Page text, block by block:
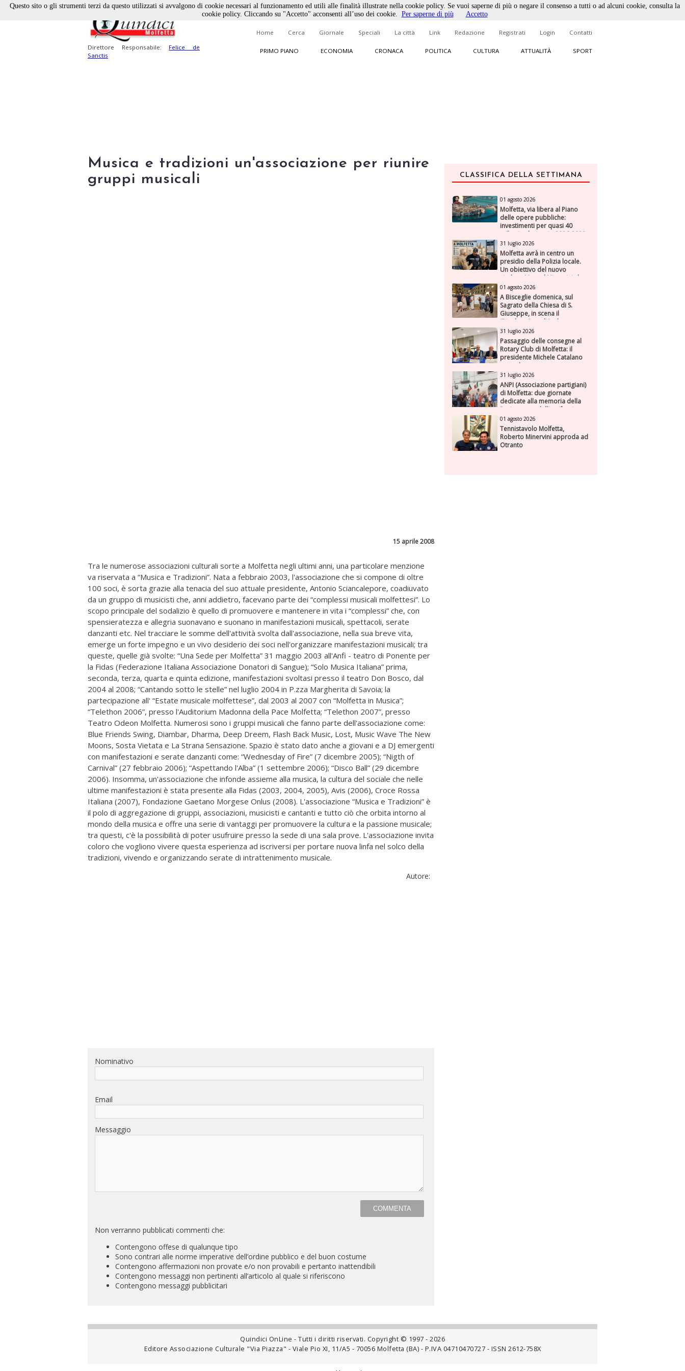
Direttore Responsabile: Felice de
Sanctis
Home Cerca Giornale Speciali La città Link Redazione Registrati Login Contatti
PRIMO PIANO ECONOMIA CRONACA POLITICA CULTURA ATTUALITÀ SPORT
Musica e tradizioni un'associazione per riunire
gruppi musicali
15 aprile 2008
Tra le numerose associazioni culturali sorte a Molfetta negli ultimi anni, una particolare menzione
va riservata a “Musica e Tradizioni”. Nata a febbraio 2003, l'associazione che si compone di oltre
100 soci, è sorta grazie alla tenacia del suo attuale presidente, Antonio Sciancalepore, coadiuvato
da un gruppo di musicisti che, anni addietro, facevano parte dei “complessi musicali molfettesi”. Lo
scopo principale del sodalizio è quello di promuovere e mantenere in vita i “complessi” che, con
spensieratezza e allegria suonavano e suonano in manifestazioni musicali, spettacoli, serate
danzanti etc. Nel tracciare le somme dell'attività svolta dall'associazione, nella sua breve vita,
emerge un forte impegno e un vivo desiderio dei soci nell'organizzare manifestazioni musicali; tra
queste, quelle già svolte: “Una Sede per Molfetta” 31 maggio 2003 all'Anfi - teatro di Ponente per
la Fidas (Federazione Italiana Associazione Donatori di Sangue); “Solo Musica Italiana” prima,
seconda, terza, quarta e quinta edizione, manifestazioni svoltasi presso il teatro Don Bosco, dal
2004 al 2008; “Cantando sotto le stelle” nel luglio 2004 in P.zza Margherita di Savoia; la
partecipazione all' “Estate musicale molfettese”, dal 2003 al 2007 con “Molfetta in Musica”;
“Telethon 2006”, presso l'Auditorium Madonna della Pace Molfetta; “Telethon 2007”, presso
Teatro Odeon Molfetta. Numerosi sono i gruppi musicali che fanno parte dell'associazione come:
Blue Friends Swing, Diambar, Dharma, Deep Dreem, Flash Back Music, Lost, Music Wave The New
Moons, Sosta Vietata e La Strana Sensazione. Spazio è stato dato anche a giovani e a DJ emergenti
con manifestazioni e serate danzanti come: “Wednesday of Fire” (7 dicembre 2005); “Nigth of
Carnival” (27 febbraio 2006); “Aspettando l'Alba” (1 settembre 2006); “Disco Ball” (29 dicembre
2006). Insomma, un'associazione che infonde assieme alla musica, la cultura del sociale che nelle
ultime manifestazioni è stata presente alla Fidas (2003, 2004, 2005), Avis (2006), Croce Rossa
Italiana (2007), Fondazione Gaetano Morgese Onlus (2008). L'associazione “Musica e Tradizioni” è
il polo di aggregazione di gruppi, associazioni, musicisti e cantanti e tutto ciò che orbita intorno al
mondo della musica e offre una serie di vantaggi per promuovere la cultura e la passione musicale;
tra questi, c'è la possibilità di poter usufruire presso la sede di una sala prove. L'associazione invita
coloro che vogliono vivere questa esperienza ad iscriversi per portare nuova linfa nel solco della
tradizioni, vivendo e organizzando serate di intrattenimento musicale.
Autore:
Nominativo
Email
Messaggio
Non verranno pubblicati commenti che:
Contengono offese di qualunque tipo
Sono contrari alle norme imperative dell’ordine pubblico e del buon costume
Contengono affermazioni non provate e/o non provabili e pertanto inattendibili
Contengono messaggi non pertinenti all’articolo al quale si riferiscono
Contengono messaggi pubblicitari
CLASSIFICA DELLA SETTIMANA
01 agosto 2026
Molfetta, via libera al Piano
delle opere pubbliche:
investimenti per quasi 40
milioni nel triennio 2026-2028
31 luglio 2026
Molfetta avrà in centro un
presidio della Polizia locale.
Un obiettivo del nuovo
sindaco Manuel Minervini che
diviene realtà, con la speranza
di maggiore efficienza e
presenza sul territorio
01 agosto 2026
A Bisceglie domenica, sul
Sagrato della Chiesa di S.
Giuseppe, in scena il
“Rigoletto” con l’Orchestra
Sinfonica Federiciana
31 luglio 2026
Passaggio delle consegne al
Rotary Club di Molfetta: il
presidente Michele Catalano
succede a se stesso
31 luglio 2026
ANPI (Associazione partigiani)
di Molfetta: due giornate
dedicate alla memoria della
Resistenza e dell'antifascismo
01 agosto 2026
Tennistavolo Molfetta,
Roberto Minervini approda ad
Otranto
Quindici OnLine - Tutti i diritti riservati. Copyright © 1997 - 2026
Editore Associazione Culturale "Via Piazza" - Viale Pio XI, 11/A5 - 70056 Molfetta (BA) - P.IVA 04710470727 - ISSN 2612-758X
Questo sito o gli strumenti terzi da questo utilizzati si avvalgono di cookie necessari al funzionamento ed utili alle finalità illustrate nella cookie policy. Se vuoi saperne di più o negare il consenso a tutti o ad alcuni cookie, consulta la
cookie policy. Cliccando su "Accetto" acconsenti all’uso dei cookie. Per saperne di più Accetto